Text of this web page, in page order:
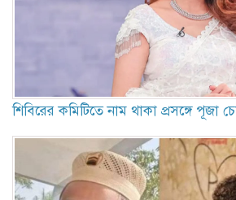
শিবিরের কমিটিতে নাম থাকা প্রসঙ্গে পূজা